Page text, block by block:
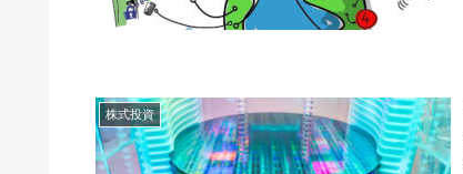
株式投資